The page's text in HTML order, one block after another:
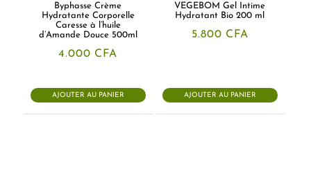
Byphasse Crème
Hydratante Corporelle
Caresse à l’huile
d’Amande Douce 500ml
4.000 CFA
AJOUTER AU PANIER
VEGEBOM Gel Intime
Hydratant Bio 200 ml
5.800 CFA
AJOUTER AU PANIER